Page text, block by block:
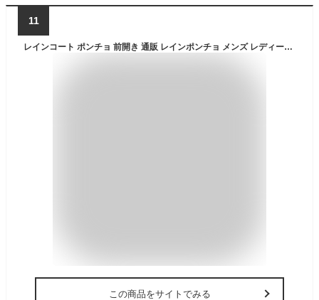
11
レインコート ポンチョ 前開き 通販 レインポンチョ メンズ レディース ユニセックス 通勤 通学 自転車 キャンプ 収納ポーチ付き 高機能 防水生地 耐水2万mm 蒸れにくい 透湿1万g U-DAY ユーデイ ポンチョ 607003 雨具 ポンチョ レインウェア アウトドアウエア アウトドア
この商品をサイトでみる